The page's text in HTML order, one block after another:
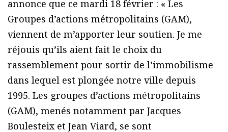
annonce que ce mardi 18 février : « Les
Groupes d’actions métropolitains (GAM),
viennent de m’apporter leur soutien. Je me
réjouis qu’ils aient fait le choix du
rassemblement pour sortir de l’immobilisme
dans lequel est plongée notre ville depuis
1995. Les groupes d’actions métropolitains
(GAM), menés notamment par Jacques
Boulesteix et Jean Viard, se sont